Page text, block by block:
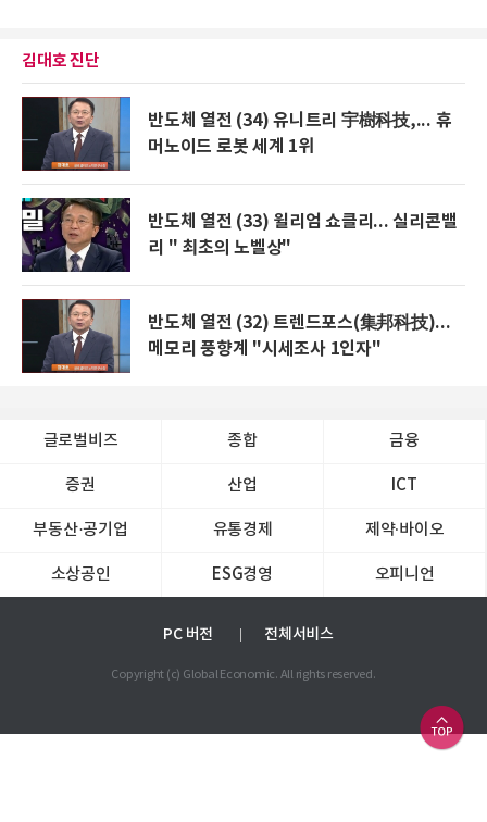
김대호 진단
반도체 열전 (34) 유니트리 宇樹科技,... 휴
머노이드 로봇 세계 1위
반도체 열전 (33) 윌리엄 쇼클리... 실리콘밸
리 " 최초의 노벨상"
반도체 열전 (32) 트렌드포스(集邦科技)...
메모리 풍향계 "시세조사 1인자"
글로벌비즈 종합 금융
증권 산업 ICT
부동산·공기업 유통경제 제약∙바이오
소상공인 ESG경영 오피니언
PC 버전 전체서비스
Copyright (c) Global Economic. All rights reserved.